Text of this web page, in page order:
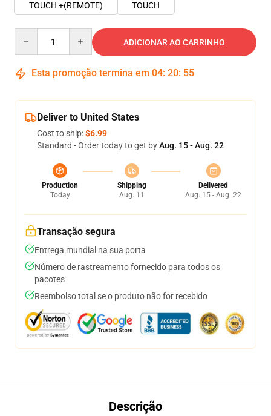
TOUCH +(REMOTE)
TOUCH
ADICIONAR AO CARRINHO
Esta promoção termina em 04: 20: 54
Deliver to United States
Cost to ship:$6.99
Standard - Order today to get byAug. 15 - Aug. 22
Production
Today
Shipping
Aug. 11
Delivered
Aug. 15 - Aug. 22
Transação segura
Entrega mundial na sua porta
Número de rastreamento fornecido para todos os
pacotes
Reembolso total se o produto não for recebido
Descrição